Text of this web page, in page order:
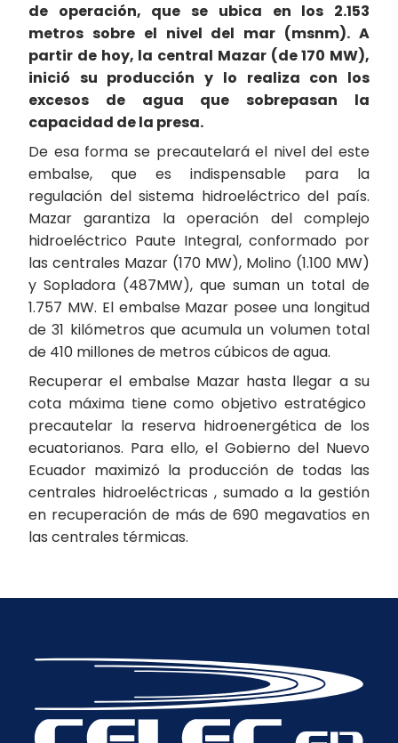
de operación, que se ubica en los 2.153
metros sobre el nivel del mar (msnm). A
partir de hoy, la central Mazar (de 170 MW),
inició su producción y lo realiza con los
excesos de agua que sobrepasan la
capacidad de la presa.
De esa forma se precautelará el nivel del este
embalse, que es indispensable para la
regulación del sistema hidroeléctrico del país.
Mazar garantiza la operación del complejo
hidroeléctrico Paute Integral, conformado por
las centrales Mazar (170 MW), Molino (1.100 MW)
y Sopladora (487MW), que suman un total de
1.757 MW. El embalse Mazar posee una longitud
de 31 kilómetros que acumula un volumen total
de 410 millones de metros cúbicos de agua.
Recuperar el embalse Mazar hasta llegar a su
cota máxima tiene como objetivo estratégico
precautelar la reserva hidroenergética de los
ecuatorianos. Para ello, el Gobierno del Nuevo
Ecuador maximizó la producción de todas las
centrales hidroeléctricas , sumado a la gestión
en recuperación de más de 690 megavatios en
las centrales térmicas.